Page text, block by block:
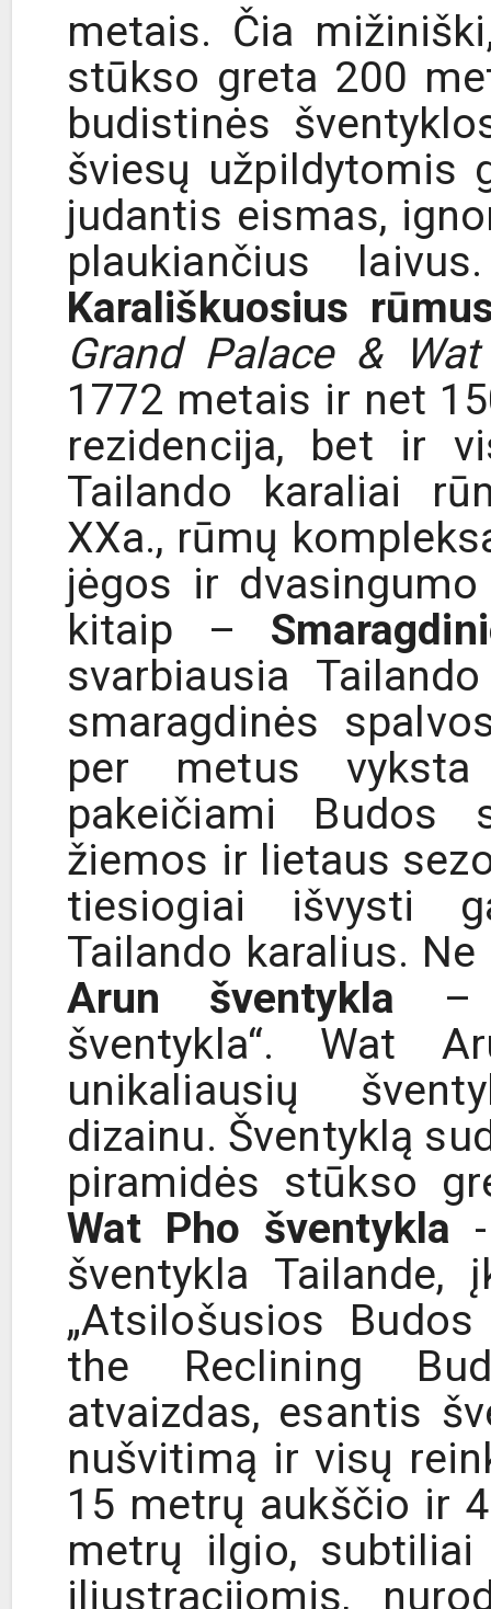
metais. Čia
stūkso greta 200
budistinės
šviesų užpildytomis
judantis eismas,
plaukiančius
Karališkuosius
Grand Palace &
1772 metais ir net
rezidencija, bet ir
Tailando karaliai
XXa., rūmų
jėgos ir
kitaip –
svarbiausia
smaragdinės
per metus vyksta
pakeičiami Budos
žiemos ir lietaus
tiesiogiai išvysti
Tailando karalius.
Arun šventykla –
šventykla“. Wat
unikaliausių
dizainu. Šventyklą
piramidės stūkso
Wat Pho šventykla
šventykla Tailande,
„Atsilošusios
the Reclining
atvaizdas, esantis
nušvitimą ir visų
15 metrų aukščio ir
metrų ilgio, subtiliai
iliustracijomis,